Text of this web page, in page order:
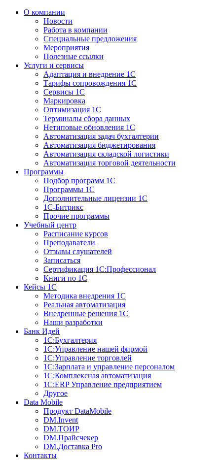
О компании
Новости
Работа в компании
Специальные предложения
Мероприятия
Полезные ссылки
Услуги и сервисы
Адаптация и внедрение 1С
Тарифы сопровождения 1С
Сервисы 1С
Маркировка
Оптимизация 1С
Терминалы сбора данных
Нетиповые обновления 1С
Автоматизация задач бухгалтерии
Автоматизация бюджетирования
Автоматизация складской логистики
Автоматизация торговой деятельности
Программы
Подбор программ 1С
Программы 1С
Дополнительные лицензии 1С
1С-Битрикс
Прочие программы
Учебный центр
Расписание курсов
Преподаватели
Отзывы слушателей
Записаться
Сертификация 1С:Профессионал
Книги по 1С
Кейсы 1С
Методика внедрения 1С
Реальная автоматизация
Внедренные решения 1С
Наши разработки
Банк Идей
1С:Бухгалтерия
1С:Управление нашей фирмой
1С:Управление торговлей
1С:Зарплата и управление персоналом
1С:Комплексная автоматизация
1С:ERP Управление предприятием
Другое
Data Mobile
Продукт DataMobile
DM.Invent
DM.ТОИР
DM.Прайсчекер
DM.Доставка Pro
Контакты